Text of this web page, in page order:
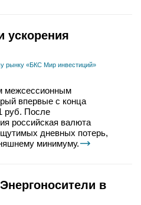
ускорения
рынку «БКС Мир инвестиций»
межсессионным
впервые с конца
руб. После
российская валюта
дневных потерь,
минимуму.
в